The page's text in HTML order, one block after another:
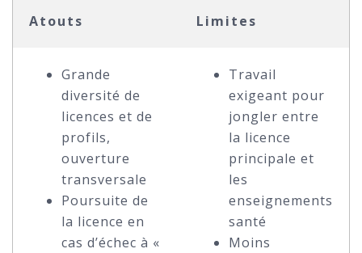
Atouts Limites
Grande
diversité de
licences et de
profils,
ouverture
transversale
Poursuite de
la licence en
cas d’échec à «
Travail
exigeant pour
jongler entre
la licence
principale et
les
enseignements
santé
Moins